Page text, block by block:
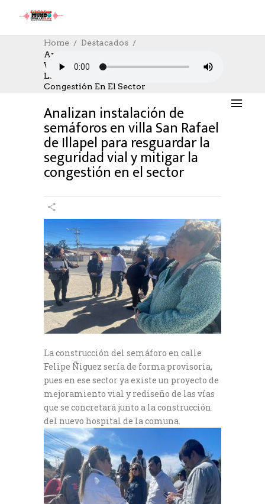
Home
Destacados
Analizan Instalación De Semáforos En
Villa San Rafael De Illapel Para Resguardar
La Seguridad Vial Y Mitigar La
Congestión En El Sector
DESTACADOS SOCIAL,SOCIAL
26/04/2023
AUTHOR: HECTOR
0 COMMENTS
Analizan instalación de
semáforos en villa San Rafael
de Illapel para resguardar la
seguridad vial y mitigar la
congestión en el sector
La construcción del semáforo en calle
Felipe Ñiguez sería de forma provisoria,
pues en ese sector ya existe un proyecto de
mejoramiento vial y rediseño de las vías
que se concretará junto a la construcción
del nuevo hospital de la comuna.